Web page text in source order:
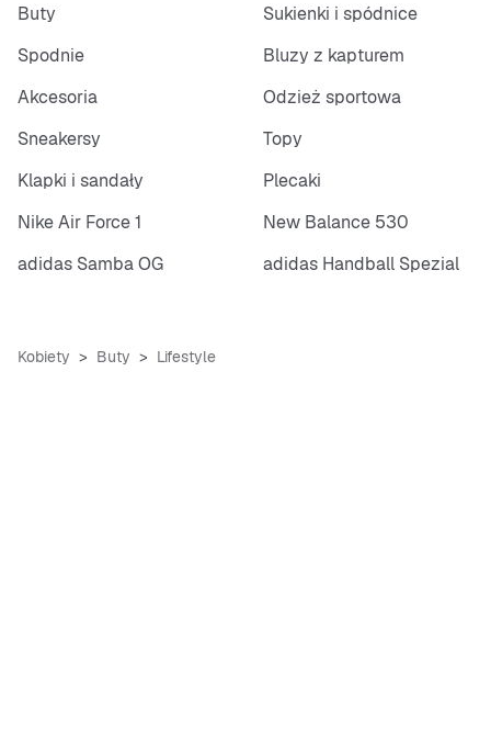
Buty
Sukienki i spódnice
Spodnie
Bluzy z kapturem
Akcesoria
Odzież sportowa
Sneakersy
Topy
Klapki i sandały
Plecaki
Nike Air Force 1
New Balance 530
adidas Samba OG
adidas Handball Spezial
Kobiety Buty Lifestyle